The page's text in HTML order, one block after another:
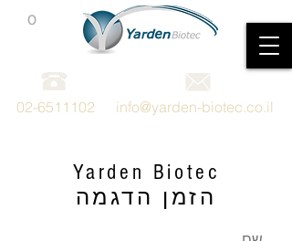
02-6511102 info@yarden-biotec.co.il
0
Yarden Biotec
הזמן הדגמה